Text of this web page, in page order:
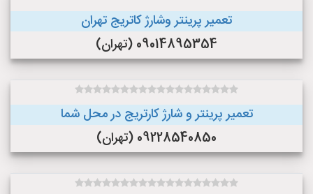
تعمیر پرینتر وشارژ کاتریج تهران
09014895354 (تهران)
تعمیر پرینتر و شارژ کارتریج در محل شما
09228540850 (تهران)